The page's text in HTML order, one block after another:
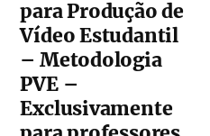
para Produção de
Vídeo Estudantil
– Metodologia
PVE –
Exclusivamente